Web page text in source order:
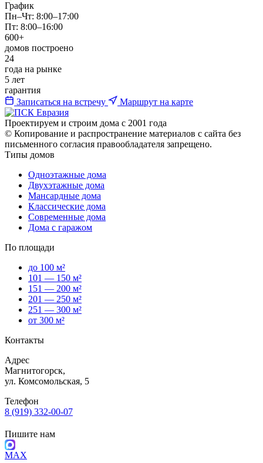
График
Пн–Чт: 8:00–17:00
Пт: 8:00–16:00
600+
домов построено
24
года на рынке
5 лет
гарантия
Записаться на встречу
Маршрут на карте
Проектируем и строим дома с 2001 года
© Копирование и распространение материалов с сайта без
письменного согласия правообладателя запрещено.
Типы домов
Одноэтажные дома
Двухэтажные дома
Мансардные дома
Классические дома
Современные дома
Дома с гаражом
По площади
до 100 м²
101 — 150 м²
151 — 200 м²
201 — 250 м²
251 — 300 м²
от 300 м²
Контакты
Адрес
Магнитогорск,
ул. Комсомольская, 5
Телефон
8 (919) 332-00-07
Пишите нам
MAX